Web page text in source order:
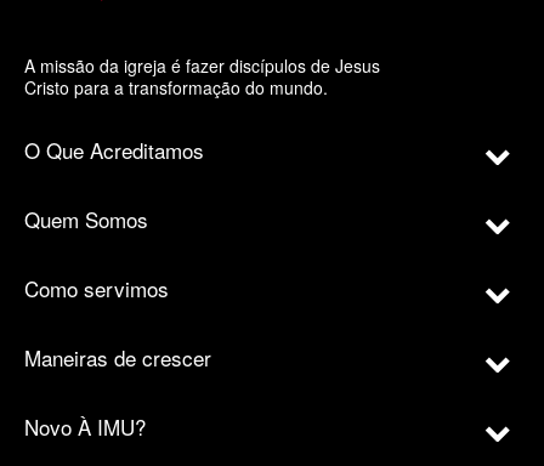
A missão da igreja é fazer discípulos de Jesus
Cristo para a transformação do mundo.
O Que Acreditamos
Quem Somos
Como servimos
Maneiras de crescer
Novo À IMU?